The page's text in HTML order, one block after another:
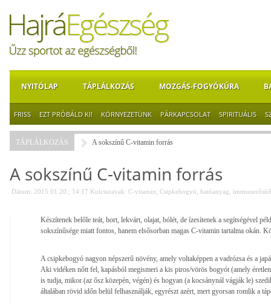
NYITÓLAP TÁPLÁLKOZÁS MOZGÁS-FOGYÓKÚRA
FRISS EZT PRÓBÁLD KI! KÖRNYEZETÜNK PÁRKAPCSOLAT SPIRITUÁLIS
TÁPLÁLKOZÁS A sokszínű C-vitamin forrás
A sokszínű C-vitamin forrás
Dátum: 2015.01.20., 14:17 Kulcsszavak: C-vitamin Csipkebogyó hatóanyag immunerősítő
Készítenek belőle teát, bort, lekvárt, olajat, bólét, de ízesítenek a segítségével
sokszínűsége miatt fontos, hanem elsősorban magas C-vitamin tartalma okán.
A csipkebogyó nagyon népszerű növény, amely voltaképpen a vadrózsa és a
Aki vidéken nőtt fel, kapásból megismeri a kis piros/vörös bogyót (amely
is tudja, mikor (az ősz közepén, végén) és hogyan (a kocsánynál vágják le)
általában rövid időn belül felhasználják, egyrészt azért, mert gyorsan romlik a